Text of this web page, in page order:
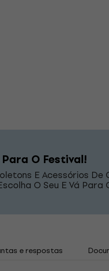
O Festival!
E Acessórios De
O Seu E Vá
e respostas